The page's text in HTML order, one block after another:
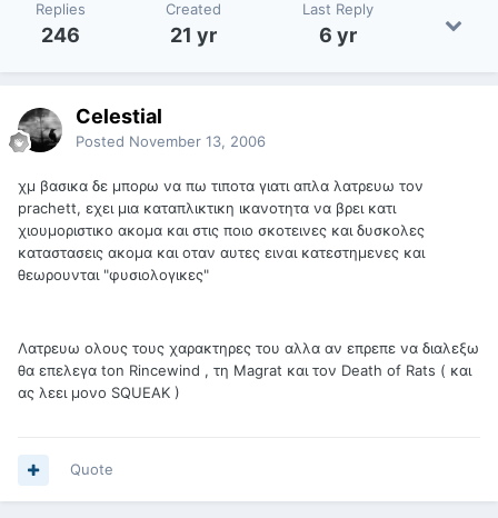
Replies
246
Created
21 yr
Last Reply
6 yr
Celestial
Posted November 13, 2006
χμ βασικα δε μπορω να πω τιποτα γιατι απλα λατρευω τον
prachett, εχει μια καταπλικτικη ικανοτητα να βρει κατι
χιουμοριστικο ακομα και στις ποιο σκοτεινες και δυσκολες
καταστασεις ακομα και οταν αυτες ειναι κατεστημενες και
θεωρουνται "φυσιολογικες"
Λατρευω ολους τους χαρακτηρες του αλλα αν επρεπε να διαλεξω
θα επελεγα ton Rincewind , τη Magrat και τον Death of Rats ( και
ας λεει μονο SQUEAK )
Quote